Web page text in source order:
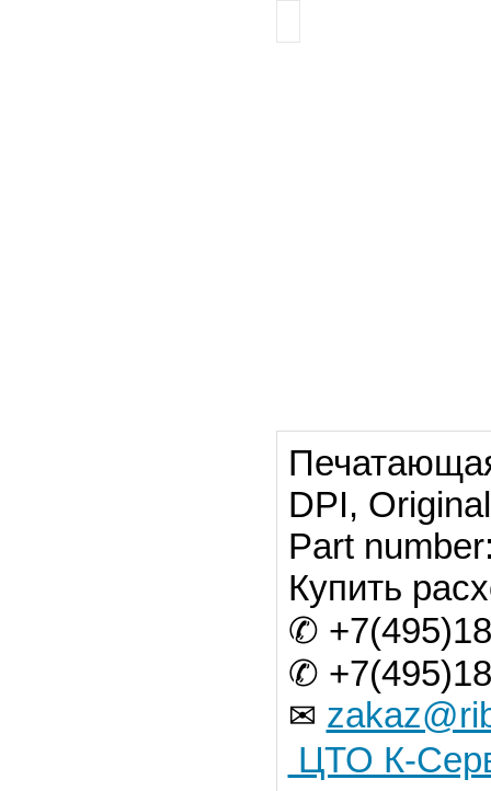
DPI,
Part
Купить
✆
✆
✉
ЦТО К-